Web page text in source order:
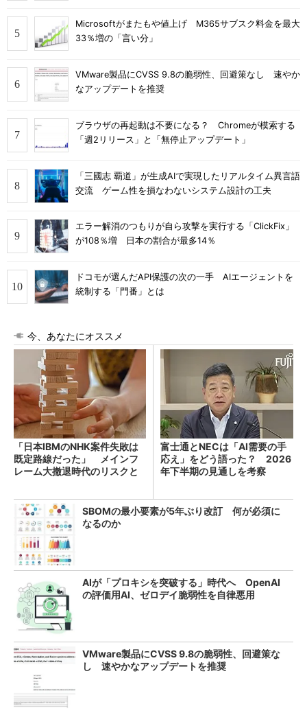
Microsoftがまたもや値上げ M365サブスク料金を最大
33％増の「言い分」
VMware製品にCVSS 9.8の脆弱性、回避策なし 速やか
なアップデートを推奨
ブラウザの再起動は不要になる？ Chromeが模索する
「週2リリース」と「無停止アップデート」
「三國志 覇道」が生成AIで実現したリアルタイム異言語
交流 ゲーム性を損なわないシステム設計の工夫
エラー解消のつもりが自ら攻撃を実行する「ClickFix」
が108％増 日本の割合が最多14％
ドコモが選んだAPI保護の次の一手 AIエージェントを
統制する「門番」とは
今、あなたにオススメ
「日本IBMのNHK案件失敗は
既定路線だった」 メインフ
レーム大撤退時代のリスクと
富士通とNECは「AI需要の手
応え」をどう語った？ 2026
年下半期の見通しを考察
SBOMの最小要素が5年ぶり改訂 何が必須に
なるのか
AIが「プロキシを突破する」時代へ OpenAI
の評価用AI、ゼロデイ脆弱性を自律悪用
VMware製品にCVSS 9.8の脆弱性、回避策な
し 速やかなアップデートを推奨